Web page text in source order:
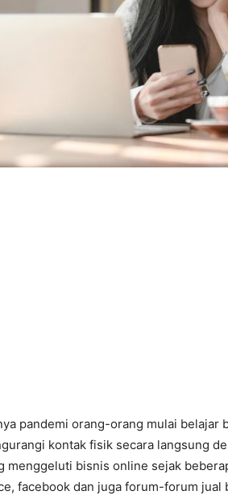
pandemi orang-orang mulai
kontak fisik secara langsung
menggeluti bisnis online sejak
facebook dan juga forum-forum jual